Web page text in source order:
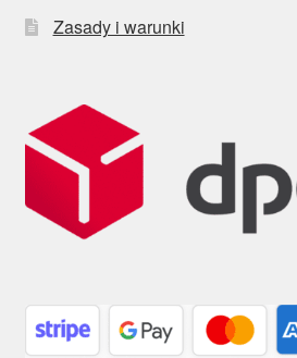
Zasady i warunki